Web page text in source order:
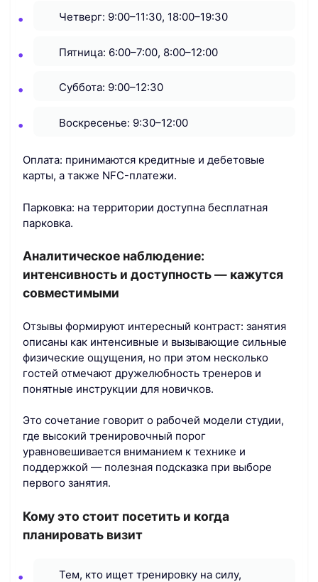
Четверг: 9:00–11:30, 18:00–19:30
Пятница: 6:00–7:00, 8:00–12:00
Суббота: 9:00–12:30
Воскресенье: 9:30–12:00
Оплата: принимаются кредитные и дебетовые
карты, а также NFC-платежи.
Парковка: на территории доступна бесплатная
парковка.
Аналитическое наблюдение:
интенсивность и доступность — кажутся
совместимыми
Отзывы формируют интересный контраст: занятия
описаны как интенсивные и вызывающие сильные
физические ощущения, но при этом несколько
гостей отмечают дружелюбность тренеров и
понятные инструкции для новичков.
Это сочетание говорит о рабочей модели студии,
где высокий тренировочный порог
уравновешивается вниманием к технике и
поддержкой — полезная подсказка при выборе
первого занятия.
Кому это стоит посетить и когда
планировать визит
Тем, кто ищет тренировку на силу,